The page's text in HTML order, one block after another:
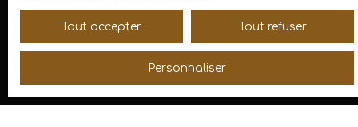
Tout accepter Tout refuser
Personnaliser